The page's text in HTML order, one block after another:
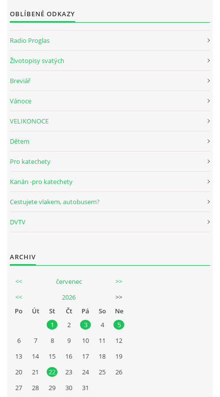
FOTOALBUM
NÁVŠTĚVNÍ KNIHA
© 2026 eStránky.cz
OBLÍBENÉ ODKAZY
Radio Proglas
Životopisy svatých
Breviář
Vánoce
VELIKONOCE
Dětem
Pro katechety
Kanán -pro katechety
Cestujete vlakem, autobusem?
DVTV
ARCHIV
<< červenec
>>
<<
2026
>>
Po
Út St Čt Pá So
Ne
1
2 3 4
5
6
7 8 9 10 11
12
13
14 15 16 17 18
19
20
21 22 23 24 25
26
27
28 29 30 31